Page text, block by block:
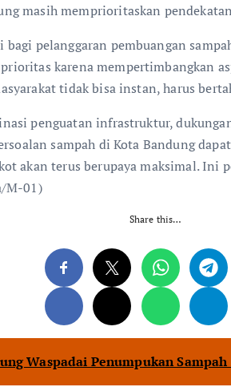
masih memprioritaskan
pelanggaran pembuangan
karena mempertimbangkan
tidak bisa instan, harus
penguatan infrastruktur,
sampah di Kota Bandung
akan terus berupaya maksimal. Ini
M-01)
Share this…
Waspadai Penumpukan Sampah